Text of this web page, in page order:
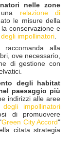
nelle zone
relazione di
le misure della
conservazione e
impollinatori
alla
ove necessario,
di gestione con
degli habitat
paesaggio più
indirizzi alle aree
impollinatori
di promuovere
Green City Accord"
citata strategia